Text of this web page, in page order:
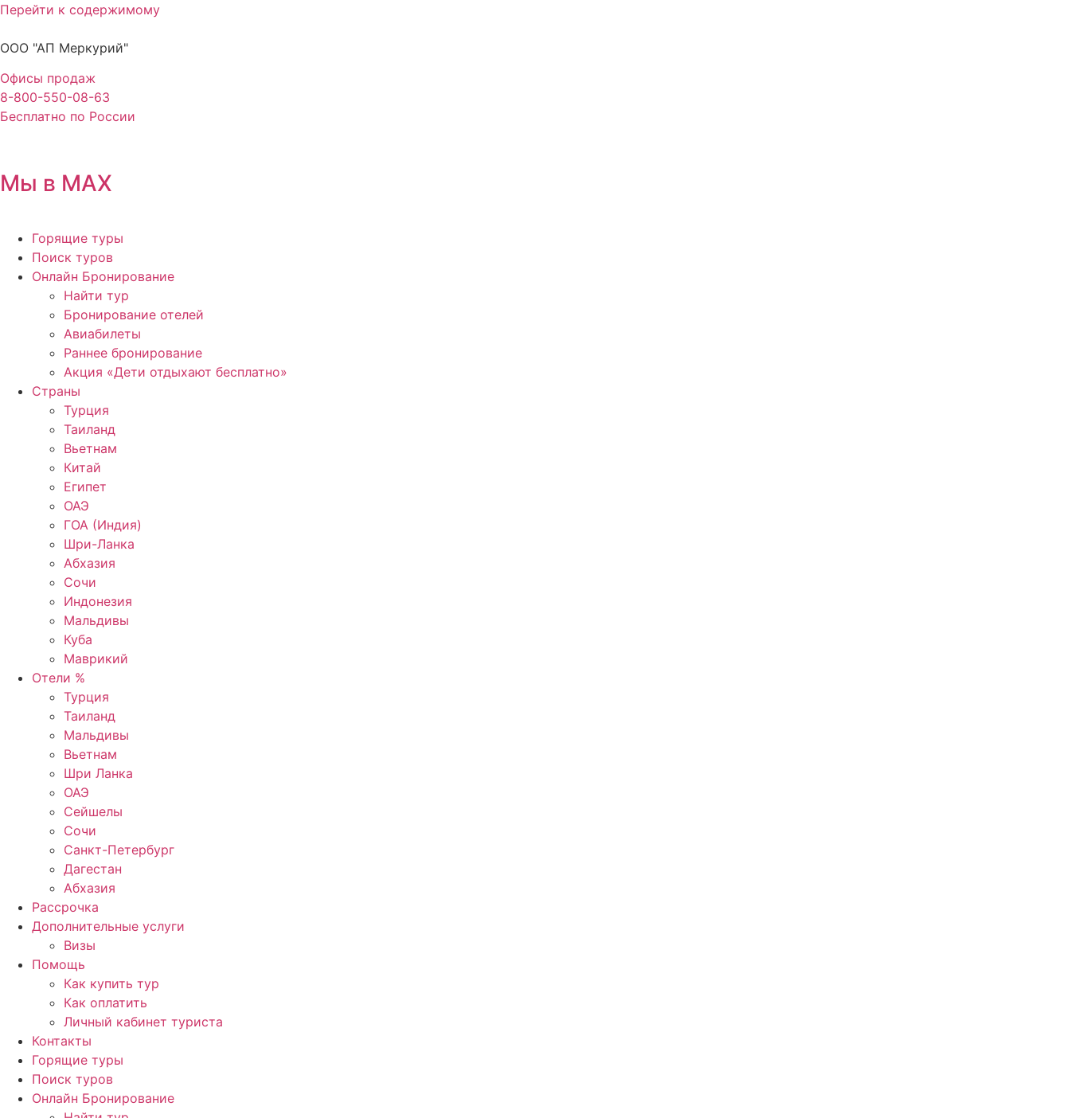
Перейти к содержимому
ООО "АП Меркурий"
Офисы продаж
8-800-550-08-63
Бесплатно по России
Мы в MAX
Горящие туры
Поиск туров
Онлайн Бронирование
Найти тур
Бронирование отелей
Авиабилеты
Раннее бронирование
Акция «Дети отдыхают бесплатно»
Страны
Турция
Таиланд
Вьетнам
Китай
Египет
ОАЭ
ГОА (Индия)
Шри-Ланка
Абхазия
Сочи
Индонезия
Мальдивы
Куба
Маврикий
Отели %
Турция
Таиланд
Мальдивы
Вьетнам
Шри Ланка
ОАЭ
Сейшелы
Сочи
Санкт-Петербург
Дагестан
Абхазия
Рассрочка
Дополнительные услуги
Визы
Помощь
Как купить тур
Как оплатить
Личный кабинет туриста
Контакты
Горящие туры
Поиск туров
Онлайн Бронирование